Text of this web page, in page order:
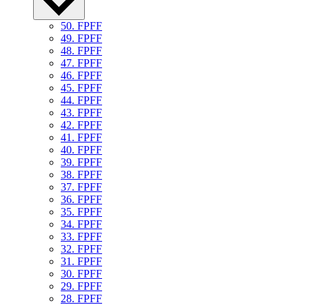
50. FPFF
49. FPFF
48. FPFF
47. FPFF
46. FPFF
45. FPFF
44. FPFF
43. FPFF
42. FPFF
41. FPFF
40. FPFF
39. FPFF
38. FPFF
37. FPFF
36. FPFF
35. FPFF
34. FPFF
33. FPFF
32. FPFF
31. FPFF
30. FPFF
29. FPFF
28. FPFF